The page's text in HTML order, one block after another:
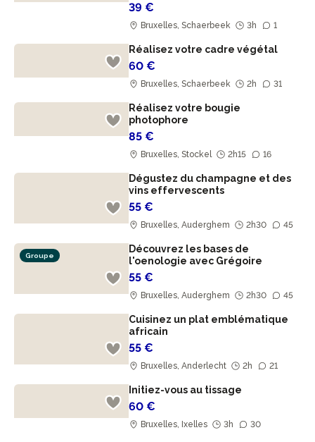
39 €
Bruxelles, Schaerbeek 3h 1
Réalisez votre cadre végétal
60 €
Bruxelles, Schaerbeek 2h 31
Réalisez votre bougie
photophore
85 €
Bruxelles, Stockel 2h15 16
Dégustez du champagne et des
vins effervescents
55 €
Bruxelles, Auderghem 2h30 45
Groupe
Découvrez les bases de
l'oenologie avec Grégoire
55 €
Bruxelles, Auderghem 2h30 45
Cuisinez un plat emblématique
africain
55 €
Bruxelles, Anderlecht 2h 21
Initiez-vous au tissage
60 €
Bruxelles, Ixelles 3h 30